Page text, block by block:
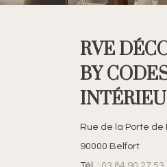
RVE
BY
Rue de la Porte de
90000 Belfort